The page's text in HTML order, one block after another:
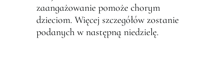
zaangażowanie pomoże chorym
dzieciom. Więcej szczegółów zostanie
podanych w następną niedzielę.